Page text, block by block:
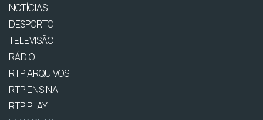
NOTÍCIAS
DESPORTO
TELEVISÃO
RÁDIO
RTP ARQUIVOS
RTP ENSINA
RTP PLAY